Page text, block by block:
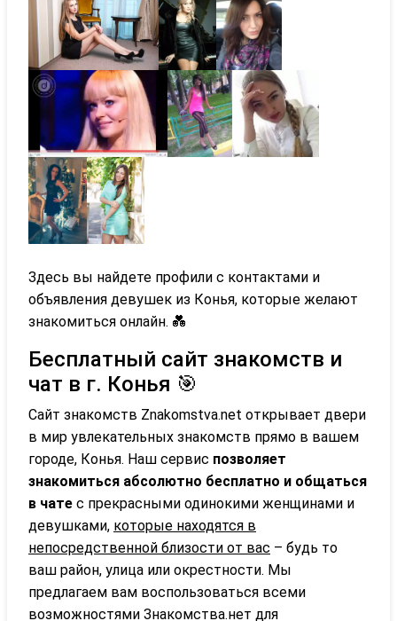
Здесь вы найдете профили с контактами и
объявления девушек из Конья, которые желают
знакомиться онлайн. 💑
Бесплатный сайт знакомств и
чат в г. Конья 🎯
Сайт знакомств Znakomstva.net открывает двери
в мир увлекательных знакомств прямо в вашем
городе, Конья. Наш сервис позволяет
знакомиться абсолютно бесплатно и общаться
в чате с прекрасными одинокими женщинами и
девушками, которые находятся в
непосредственной близости от вас – будь то
ваш район, улица или окрестности. Мы
предлагаем вам воспользоваться всеми
возможностями Знакомства.нет для